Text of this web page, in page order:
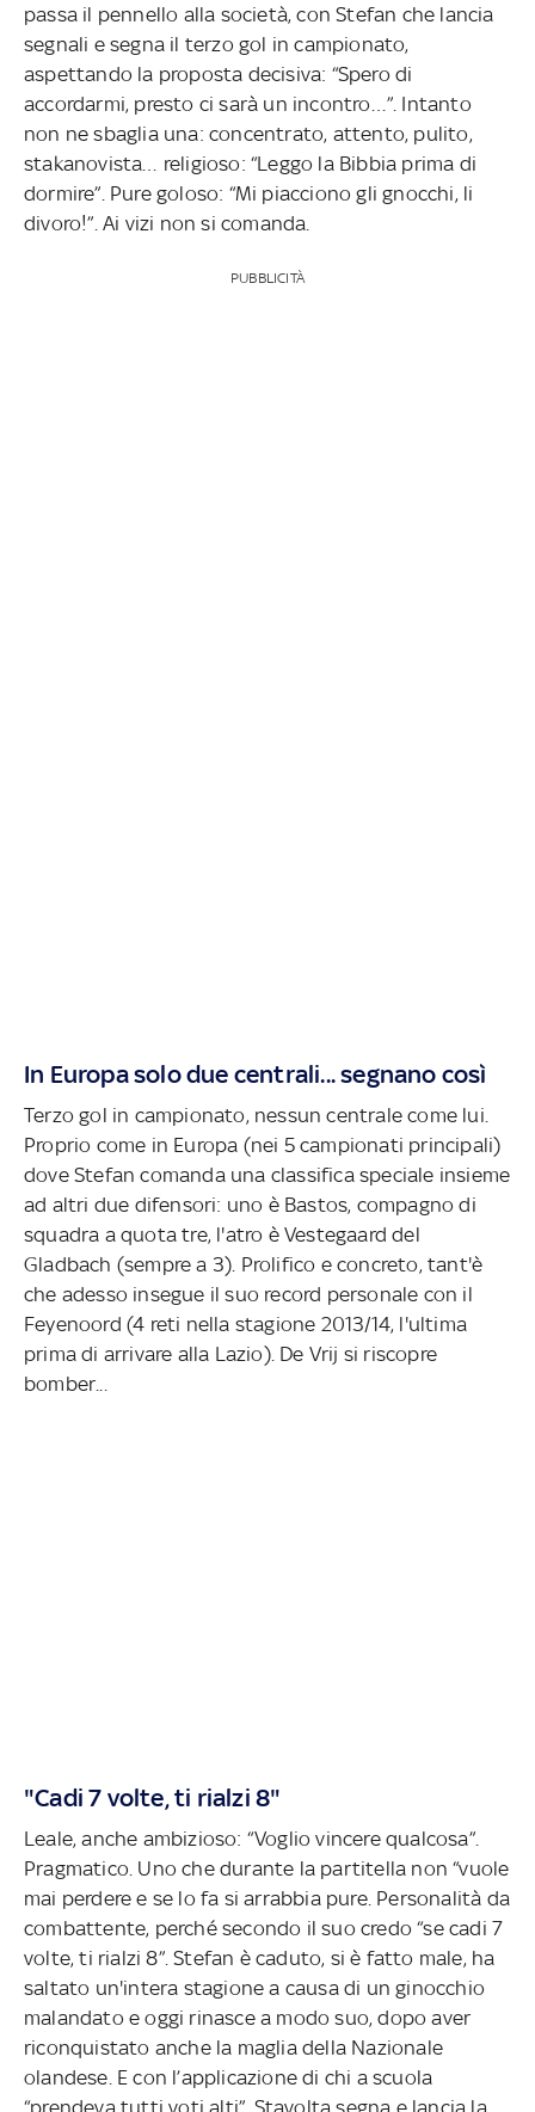
passa il pennello alla società, con Stefan che lancia
segnali e segna il terzo gol in campionato,
aspettando la proposta decisiva: “Spero di
accordarmi, presto ci sarà un incontro…”. Intanto
non ne sbaglia una: concentrato, attento, pulito,
stakanovista… religioso: “Leggo la Bibbia prima di
dormire”. Pure goloso: “Mi piacciono gli gnocchi, li
divoro!”. Ai vizi non si comanda.
PUBBLICITÀ
In Europa solo due centrali... segnano così
Terzo gol in campionato, nessun centrale come lui.
Proprio come in Europa (nei 5 campionati principali)
dove Stefan comanda una classifica speciale insieme
ad altri due difensori: uno è Bastos, compagno di
squadra a quota tre, l'atro è Vestegaard del
Gladbach (sempre a 3). Prolifico e concreto, tant'è
che adesso insegue il suo record personale con il
Feyenoord (4 reti nella stagione 2013/14, l'ultima
prima di arrivare alla Lazio). De Vrij si riscopre
bomber...
"Cadi 7 volte, ti rialzi 8"
Leale, anche ambizioso: “Voglio vincere qualcosa”.
Pragmatico. Uno che durante la partitella non “vuole
mai perdere e se lo fa si arrabbia pure. Personalità da
combattente, perché secondo il suo credo “se cadi 7
volte, ti rialzi 8”. Stefan è caduto, si è fatto male, ha
saltato un'intera stagione a causa di un ginocchio
malandato e oggi rinasce a modo suo, dopo aver
riconquistato anche la maglia della Nazionale
olandese. E con l’applicazione di chi a scuola
“prendeva tutti voti alti”. Stavolta segna e lancia la